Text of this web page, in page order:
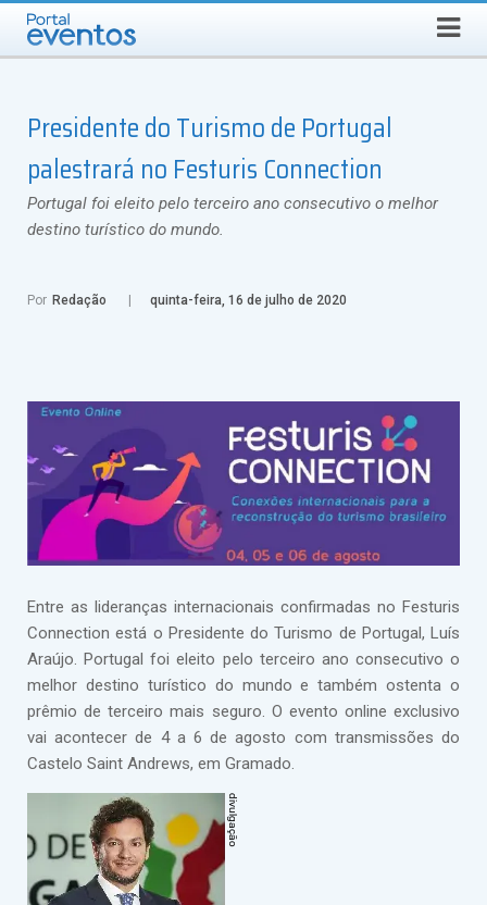
SEXTA-FEIRA, 7 DE AGOSTO DE 2026 Busca
Presidente do Turismo de Portugal
palestrará no Festuris Connection
Portugal foi eleito pelo terceiro ano consecutivo o melhor
destino turístico do mundo.
Por Redação quinta-feira, 16 de julho de 2020
Entre as lideranças internacionais confirmadas no Festuris
Connection está o Presidente do Turismo de Portugal, Luís
Araújo. Portugal foi eleito pelo terceiro ano consecutivo o
melhor destino turístico do mundo e também ostenta o
prêmio de terceiro mais seguro. O evento online exclusivo
vai acontecer de 4 a 6 de agosto com transmissões do
Castelo Saint Andrews, em Gramado.